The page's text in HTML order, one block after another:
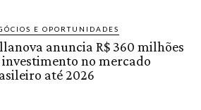
E OPORTUNIDADES
anuncia R$ 360 milhões
investimento no mercado
até 2026